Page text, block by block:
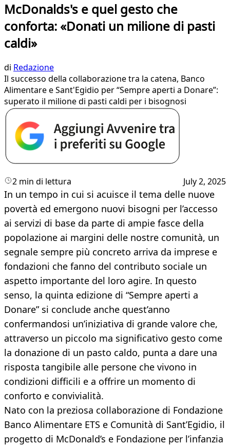
McDonalds's e quel gesto che
conforta: «Donati un milione di pasti
caldi»
di Redazione
Il successo della collaborazione tra la catena, Banco
Alimentare e Sant'Egidio per “Sempre aperti a Donare”:
superato il milione di pasti caldi per i bisognosi
2 min di lettura July 2, 2025
In un tempo in cui si acuisce il tema delle nuove
povertà ed emergono nuovi bisogni per l’accesso
ai servizi di base da parte di ampie fasce della
popolazione ai margini delle nostre comunità, un
segnale sempre più concreto arriva da imprese e
fondazioni che fanno del contributo sociale un
aspetto importante del loro agire. In questo
senso, la quinta edizione di “Sempre aperti a
Donare” si conclude anche quest’anno
confermandosi un’iniziativa di grande valore che,
attraverso un piccolo ma significativo gesto come
la donazione di un pasto caldo, punta a dare una
risposta tangibile alle persone che vivono in
condizioni difficili e a offrire un momento di
conforto e convivialità.
Nato con la preziosa collaborazione di Fondazione
Banco Alimentare ETS e Comunità di Sant’Egidio, il
progetto di McDonald’s e Fondazione per l’infanzia